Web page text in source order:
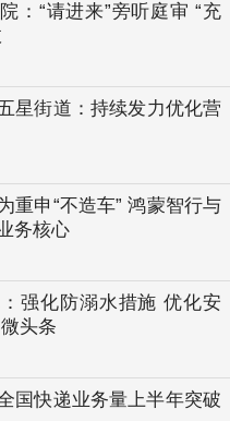
：“请进来”旁听庭审 “充
星街道：持续发力优化营
重申“不造车” 鸿蒙智行与
务核心
强化防溺水措施 优化安
头条
国快递业务量上半年突破